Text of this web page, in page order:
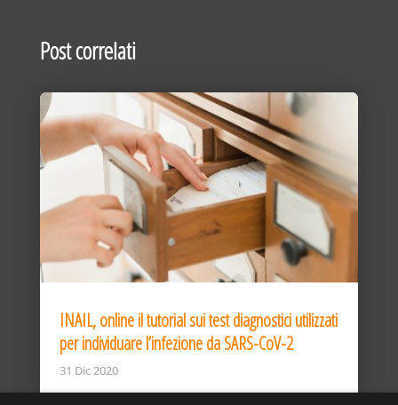
Post correlati
INAIL, online il tutorial sui test diagnostici utilizzati
per individuare l’infezione da SARS-CoV-2
31 Dic 2020